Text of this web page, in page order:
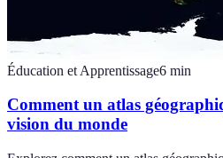
Éducation et Apprentissage6 min
Comment un atlas
vision du monde